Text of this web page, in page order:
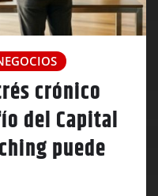
crónico
del Capital
puede